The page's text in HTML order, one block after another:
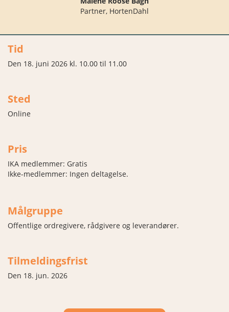
Partner, HortenDahl
Tid
Den 18. juni 2026 kl. 10.00 til 11.00
Sted
Online
Pris
IKA medlemmer: Gratis
Ikke-medlemmer: Ingen deltagelse.
Målgruppe
Offentlige ordregivere, rådgivere og leverandører.
Tilmeldingsfrist
Den 18. jun. 2026